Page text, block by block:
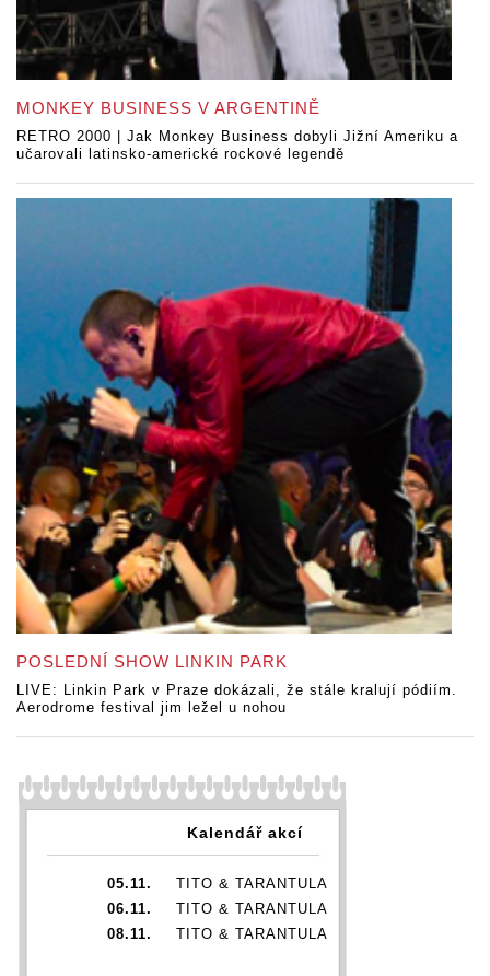
MONKEY BUSINESS V ARGENTINĚ
RETRO 2000 | Jak Monkey Business dobyli Jižní Ameriku a
učarovali latinsko-americké rockové legendě
POSLEDNÍ SHOW LINKIN PARK
LIVE: Linkin Park v Praze dokázali, že stále kralují pódiím.
Aerodrome festival jim ležel u nohou
Kalendář akcí
05.11.
TITO & TARANTULA
06.11.
TITO & TARANTULA
08.11.
TITO & TARANTULA